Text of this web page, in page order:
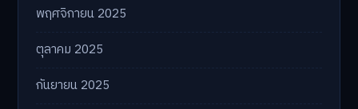
พฤศจิกายน 2025
ตุลาคม 2025
กันยายน 2025